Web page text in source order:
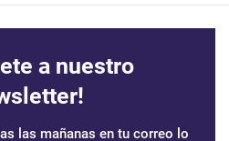
a nuestro
las mañanas en tu correo lo